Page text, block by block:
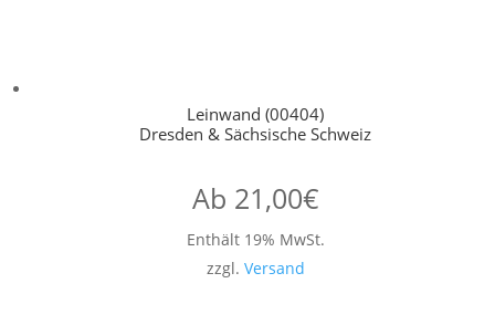
Leinwand (00404)
Dresden & Sächsische Schweiz
Ab 21,00€
Enthält 19% MwSt.
zzgl. Versand